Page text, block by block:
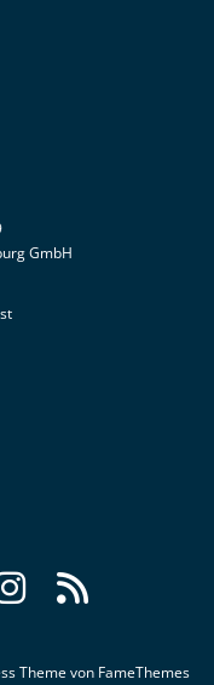
GmbH
Theme von FameThemes